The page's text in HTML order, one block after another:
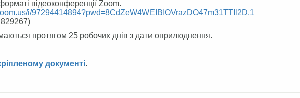
відеоконференції Zoom.
i/97294414894?pwd=8CdZeW4WEIBIOVrazDO47m31TTIl2D.1
протягом 25 робочих днів з дати оприлюднення.
документі.